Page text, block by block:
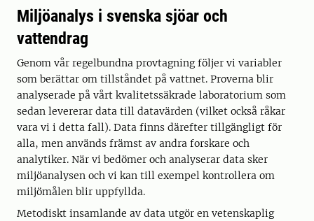
Miljöanalys i svenska sjöar och
vattendrag
Genom vår regelbundna provtagning följer vi variabler
som berättar om tillståndet på vattnet. Proverna blir
analyserade på vårt kvalitetssäkrade laboratorium som
sedan levererar data till datavärden (vilket också råkar
vara vi i detta fall). Data finns därefter tillgängligt för
alla, men används främst av andra forskare och
analytiker. När vi bedömer och analyserar data sker
miljöanalysen och vi kan till exempel kontrollera om
miljömålen blir uppfyllda.
Metodiskt insamlande av data utgör en vetenskaplig